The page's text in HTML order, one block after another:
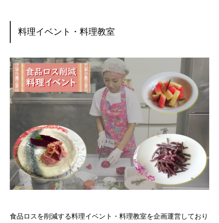
料理イベント・料理教室
食品ロスを削減する料理イベント・料理教室を企画運営しており